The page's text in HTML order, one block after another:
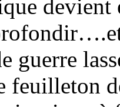
devient
guerre
feuilleton